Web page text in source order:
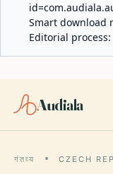
Smart download
Editorial process:
Audiala
गंतव्य CZECH